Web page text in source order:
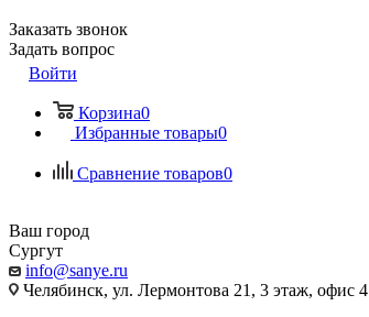
Заказать звонок
Задать вопрос
Войти
Корзина0
Избранные товары0
Сравнение товаров0
Ваш город
Сургут
info@sanye.ru
Челябинск, ул. Лермонтова 21, 3 этаж, офис 4